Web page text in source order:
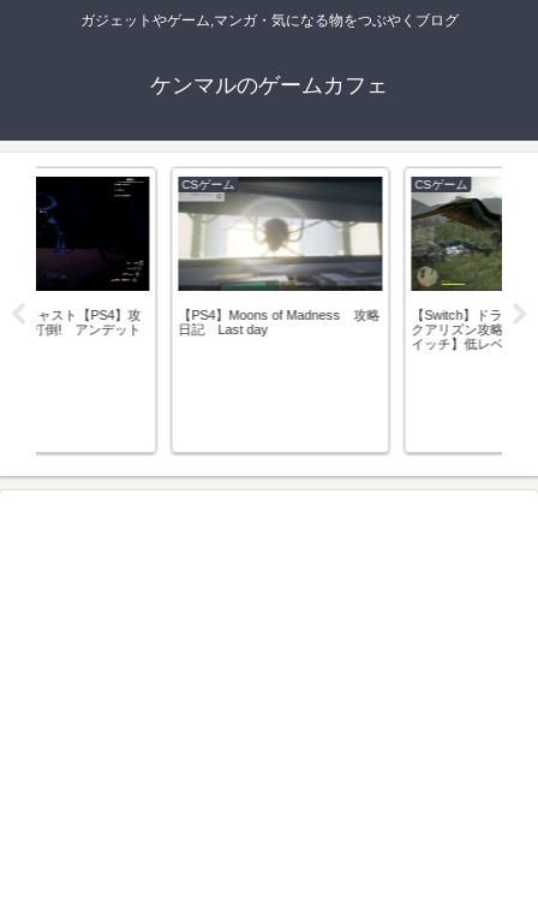
ガジェットやゲーム,マンガ・気になる物をつぶやくブログ
ケンマルのゲームカフェ
略
【Switch】ドラゴンズドグマダー
クアリズン攻略【ニンテンドース
CSゲーム
【DQB2】ドラクエビルダーズ
２ 超スーパーカー量産する方